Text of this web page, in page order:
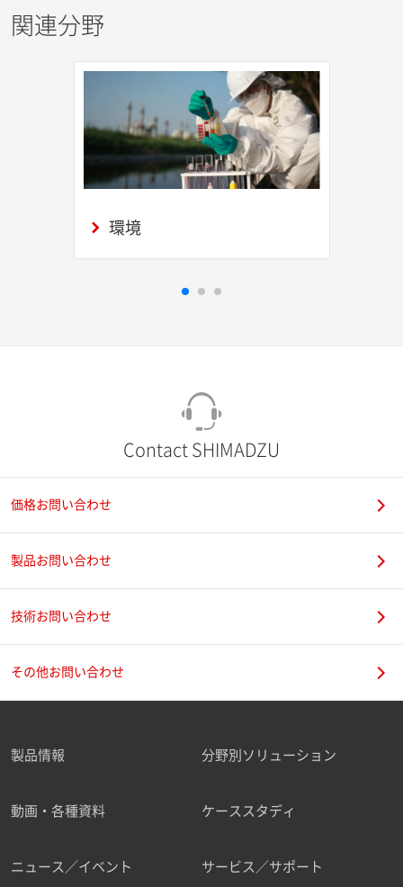
関連分野
環境
Contact SHIMADZU
価格お問い合わせ
製品お問い合わせ
技術お問い合わせ
その他お問い合わせ
製品情報 分野別ソリューション
動画・各種資料 ケーススタディ
ニュース／イベント サービス／サポート